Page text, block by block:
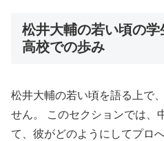
松井大輔の若い頃の
高校での歩み
松井大輔の若い頃を語る上で
せん。 このセクションでは、
て、彼がどのようにしてプロ